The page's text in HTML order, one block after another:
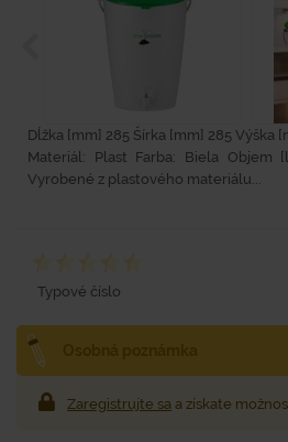
Dĺžka [mm] 285 Šírka [mm] 285 Výška
Materiál: Plast Farba: Biela Objem
Vyrobené z plastového materiálu...
Typové číslo
Zaregistrujte sa a získate